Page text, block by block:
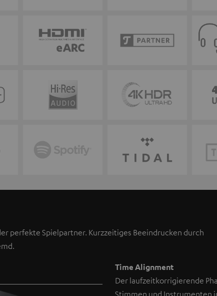
perfekte Spielpartner. Kurzzeitiges Beeindrucken durch
Time Alignment
Der laufzeitkorrigierende
Stimmen und Instrumenten